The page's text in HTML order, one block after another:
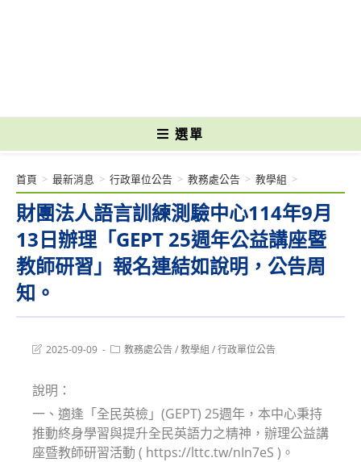
選單
財團法人語言訓練測驗中心114年9月
13日辦理「GEPT 25週年公益講座暨
教師研習」報名連結如說明，公告周
知。
首頁 > 最新消息 > 行政單位公告 > 教務處公告 > 教學組 >
Post2025-09-09
Post教務處公告/教學組 /行政單位公告
說明：
一、適逢「全民英檢」(GEPT) 25週年，本中心秉持
推動終身學習與提升全民英語力之精神，辦理公益講
座暨教師研習活動 ( https://lttc.tw/nIn7eS )。